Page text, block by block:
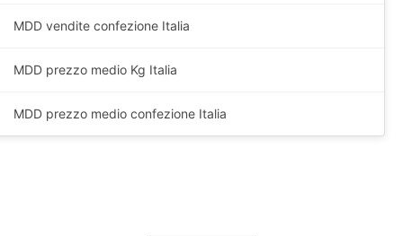
MDD vendite confezione Italia
MDD prezzo medio Kg Italia
MDD prezzo medio confezione Italia